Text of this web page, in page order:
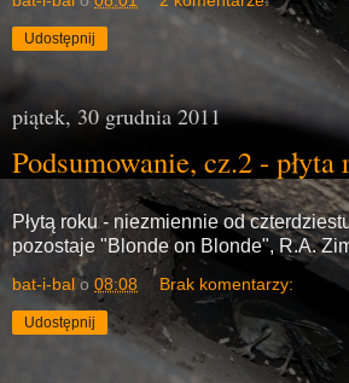
Udostępnij
piątek, 30 grudnia 2011
Podsumowanie, cz.2 - płyta
Płytą roku - niezmiennie od
pozostaje "Blonde on Blonde", R.A.
bat-i-bal o 08:08 Brak komentarzy:
Udostępnij